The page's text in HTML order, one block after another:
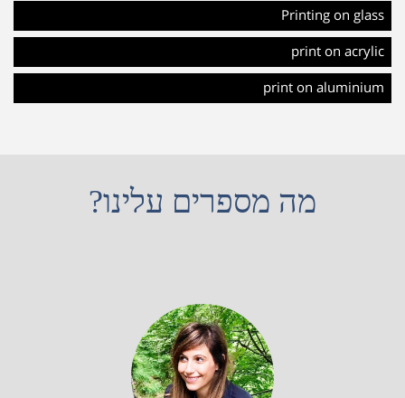
Printing on glass
print on acrylic
print on aluminium
מה מספרים עלינו?